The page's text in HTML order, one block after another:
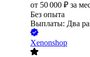
от 50 000 ₽ за
Без опыта
Выплаты: Два
Xenonshop